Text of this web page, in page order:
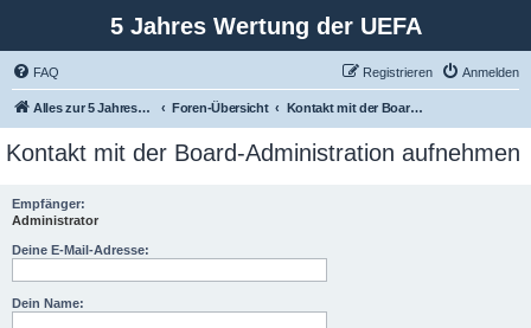
5 Jahres Wertung der UEFA
FAQ Anmelden
Registrieren
Alles zur 5 Jahreswertung / Tabelle der UEFA mit vielen Statistiken. Foren-Übersicht Kontakt mit der Board-Administration aufnehmen
Kontakt mit der Board-Administration aufnehmen
Empfänger:
Administrator
Deine E-Mail-Adresse:
Dein Name: